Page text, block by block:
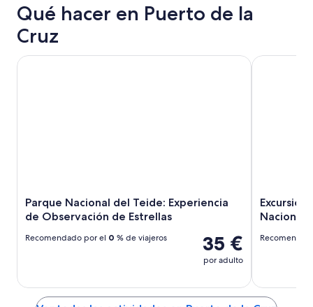
Qué hacer en Puerto de la
Cruz
Parque Nacional del Teide: Experiencia
de Observación de Estrellas
35 €
por adulto
Recomendado por el 0 % de viajeros
Parque Nacional del Teide: Experiencia de Observación
Nacional
Excursión